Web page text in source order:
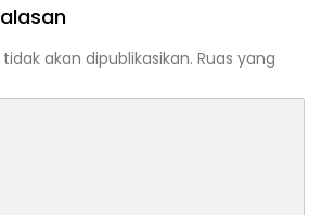
akan dipublikasikan. Ruas yang